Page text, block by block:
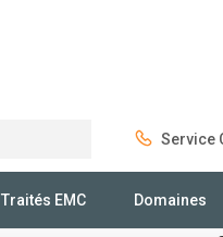
Service
Traités EMC Domaines